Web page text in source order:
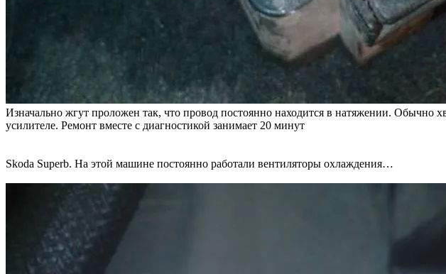
Изначально жгут проложен так, что провод постоянно находится в натяжении. Обычно
усилителе. Ремонт вместе с диагностикой занимает 20 минут
Skoda Superb. На этой машине постоянно работали вентиляторы охлаждения…